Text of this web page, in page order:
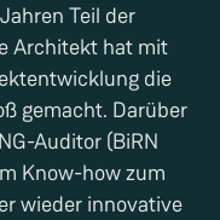
Teil der
Architekt hat mit
die
gemacht. Darüber
Auditor (BiRN
Know-how zum
wieder innovative